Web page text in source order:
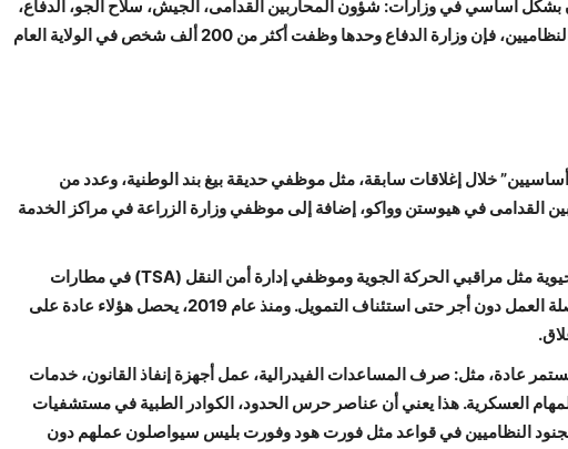
2024، يتركزون بشكل أساسي في وزارات: شؤون المحاربين القدامى، الجيش، سلاح الجو، الدفاع،
والخزانة. وبإضافة العسكريين النظاميين، فإن وزارة الدفاع وحدها وظفت أكثر من 200 ألف شخص في الولاية العام
خلال إغلاقات سابقة، مثل موظفي حديقة بيغ بند الوطنية، وعدد من
القدامى في هيوستن وواكو، إضافة إلى موظفي وزارة الزراعة في مراكز الخدمة
أما العاملون في القطاعات الحيوية مثل مراقبي الحركة الجوية وموظفي إدارة أمن النقل (TSA) في مطارات
تكساس، فسيتعين عليهم مواصلة العمل دون أجر حتى استئناف التمويل. ومنذ عام 2019، يحصل هؤلاء عادة على
عادة، مثل: صرف المساعدات الفيدرالية، عمل أجهزة إنفاذ القانون، خدمات
العسكرية. هذا يعني أن عناصر حرس الحدود، الكوادر الطبية في مستشفيات
النظاميين في قواعد مثل فورت هود وفورت بليس سيواصلون عملهم دون